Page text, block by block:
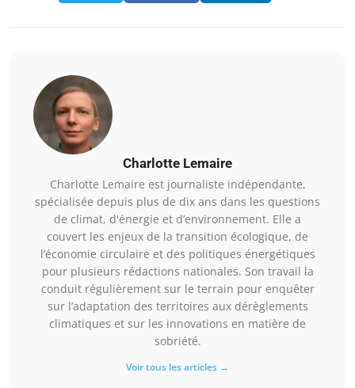
Charlotte Lemaire
Charlotte Lemaire est journaliste indépendante,
spécialisée depuis plus de dix ans dans les questions
de climat, d'énergie et d’environnement. Elle a
couvert les enjeux de la transition écologique, de
l’économie circulaire et des politiques énergétiques
pour plusieurs rédactions nationales. Son travail la
conduit régulièrement sur le terrain pour enquêter
sur l’adaptation des territoires aux dérèglements
climatiques et sur les innovations en matière de
sobriété.
Voir tous les articles →